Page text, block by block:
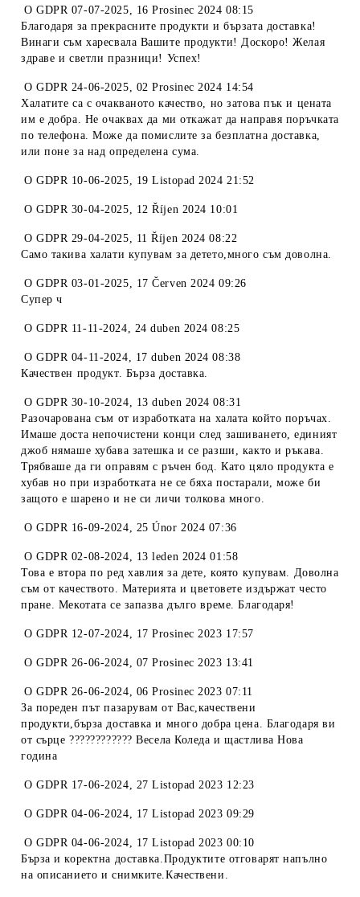
OGDPR 07-07-2025, 16 Prosinec 2024 08:15
Благодаря за прекрасните продукти и бързата доставка!
Винаги съм харесвала Вашите продукти! Доскоро! Желая
здраве и светли празници! Успех!
OGDPR 24-06-2025, 02 Prosinec 2024 14:54
Халатите са с очакваното качество, но затова пък и цената
им е добра. Не очаквах да ми откажат да направя поръчката
по телефона. Може да помислите за безплатна доставка,
или поне за над определена сума.
OGDPR 10-06-2025, 19 Listopad 2024 21:52
OGDPR 30-04-2025, 12 Říjen 2024 10:01
OGDPR 29-04-2025, 11 Říjen 2024 08:22
Само такива халати купувам за детето,много съм доволна.
OGDPR 03-01-2025, 17 Červen 2024 09:26
Супер ч
OGDPR 11-11-2024, 24 duben 2024 08:25
OGDPR 04-11-2024, 17 duben 2024 08:38
Качествен продукт. Бърза доставка.
OGDPR 30-10-2024, 13 duben 2024 08:31
Разочарована съм от изработката на халата който поръчах.
Имаше доста непочистени конци след зашиването, единият
джоб нямаше хубава затешка и се разши, както и ръкава.
Трябваше да ги оправям с ръчен бод. Като цяло продукта е
хубав но при изработката не се бяха постарали, може би
защото е шарено и не си личи толкова много.
OGDPR 16-09-2024, 25 Únor 2024 07:36
OGDPR 02-08-2024, 13 leden 2024 01:58
Това е втора по ред хавлия за дете, която купувам. Доволна
съм от качеството. Материята и цветовете издържат често
пране. Мекотата се запазва дълго време. Благодаря!
OGDPR 12-07-2024, 17 Prosinec 2023 17:57
OGDPR 26-06-2024, 07 Prosinec 2023 13:41
OGDPR 26-06-2024, 06 Prosinec 2023 07:11
За пореден път пазарувам от Вас,качествени
продукти,бърза доставка и много добра цена. Благодаря ви
от сърце ???????????? Весела Коледа и щастлива Нова
година
OGDPR 17-06-2024, 27 Listopad 2023 12:23
OGDPR 04-06-2024, 17 Listopad 2023 09:29
OGDPR 04-06-2024, 17 Listopad 2023 00:10
Бърза и коректна доставка.Продуктите отговарят напълно
на описанието и снимките.Качествени.